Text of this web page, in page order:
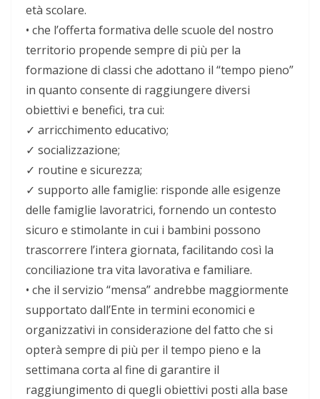
età scolare.
• che l’offerta formativa delle scuole del nostro
territorio propende sempre di più per la
formazione di classi che adottano il “tempo pieno”
in quanto consente di raggiungere diversi
obiettivi e benefici, tra cui:
✓ arricchimento educativo;
✓ socializzazione;
✓ routine e sicurezza;
✓ supporto alle famiglie: risponde alle esigenze
delle famiglie lavoratrici, fornendo un contesto
sicuro e stimolante in cui i bambini possono
trascorrere l’intera giornata, facilitando così la
conciliazione tra vita lavorativa e familiare.
• che il servizio “mensa” andrebbe maggiormente
supportato dall’Ente in termini economici e
organizzativi in considerazione del fatto che si
opterà sempre di più per il tempo pieno e la
settimana corta al fine di garantire il
raggiungimento di quegli obiettivi posti alla base